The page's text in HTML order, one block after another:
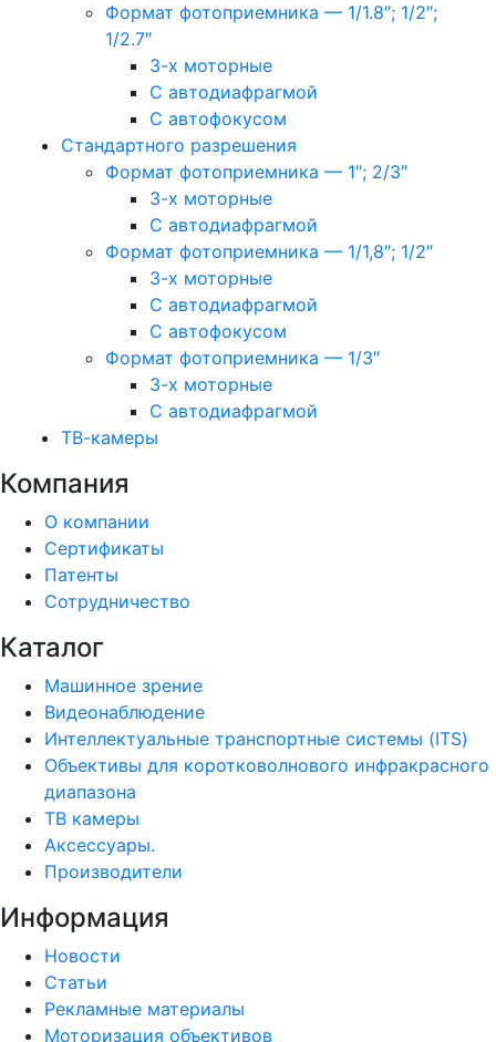
Формат фотоприемника — 1/1.8″; 1/2″;
1/2.7″
3-х моторные
С автодиафрагмой
С автофокусом
Стандартного разрешения
Формат фотоприемника — 1″; 2/3″
3-х моторные
С автодиафрагмой
Формат фотоприемника — 1/1,8″; 1/2″
3-х моторные
С автодиафрагмой
С автофокусом
Формат фотоприемника — 1/3″
3-х моторные
С автодиафрагмой
ТВ-камеры
Компания
О компании
Сертификаты
Патенты
Сотрудничество
Каталог
Машинное зрение
Видеонаблюдение
Интеллектуальные транспортные системы (ITS)
Объективы для коротковолнового инфракрасного
диапазона
ТВ камеры
Аксессуары.
Производители
Информация
Новости
Статьи
Рекламные материалы
Моторизация объективов